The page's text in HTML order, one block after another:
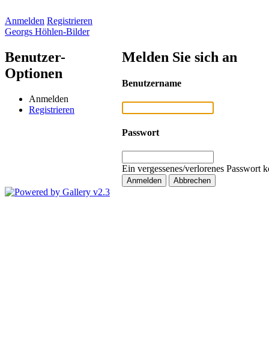
Anmelden Registrieren
Georgs Höhlen-Bilder
Benutzer-
Optionen
Anmelden
Registrieren
Melden Sie sich an
Benutzername
Passwort
Ein vergessenes/verlorenes Passwort